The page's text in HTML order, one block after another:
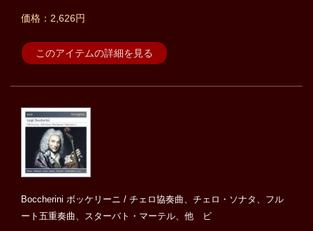
価格：2,626円
このアイテムの詳細を見る
Boccherini ボッケリーニ / チェロ協奏曲、チェロ・ソナタ、フル
ート五重奏曲、スターバト・マーテル、他 ビ